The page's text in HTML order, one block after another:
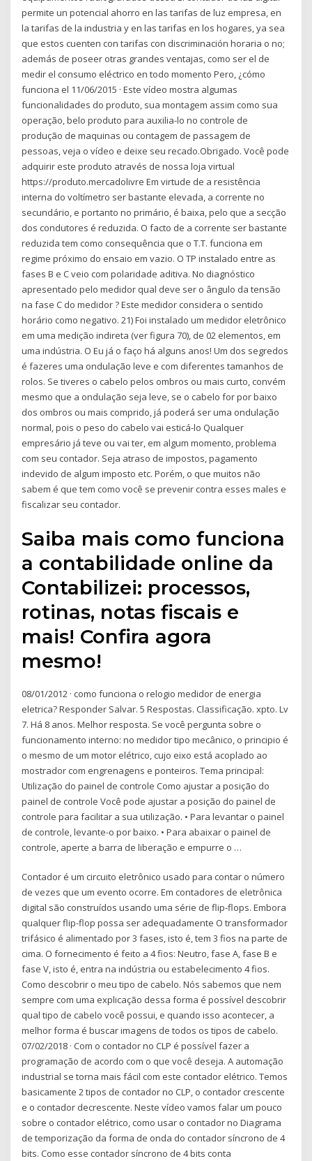
permite un potencial ahorro en las tarifas de luz empresa, en
la tarifas de la industria y en las tarifas en los hogares, ya sea
que estos cuenten con tarifas con discriminación horaria o no;
además de poseer otras grandes ventajas, como ser el de
medir el consumo eléctrico en todo momento Pero, ¿cómo
funciona el 11/06/2015 · Este vídeo mostra algumas
funcionalidades do produto, sua montagem assim como sua
operação, belo produto para auxilia-lo no controle de
produção de maquinas ou contagem de passagem de
pessoas, veja o vídeo e deixe seu recado.Obrigado. Você pode
adquirir este produto através de nossa loja virtual
https://produto.mercadolivre Em virtude de a resistência
interna do voltímetro ser bastante elevada, a corrente no
secundário, e portanto no primário, é baixa, pelo que a secção
dos condutores é reduzida. O facto de a corrente ser bastante
reduzida tem como consequência que o T.T. funciona em
regime próximo do ensaio em vazio. O TP instalado entre as
fases B e C veio com polaridade aditiva. No diagnóstico
apresentado pelo medidor qual deve ser o ângulo da tensão
na fase C do medidor ? Este medidor considera o sentido
horário como negativo. 21) Foi instalado um medidor eletrônico
em uma medição indireta (ver figura 70), de 02 elementos, em
uma indústria. O Eu já o faço há alguns anos! Um dos segredos
é fazeres uma ondulação leve e com diferentes tamanhos de
rolos. Se tiveres o cabelo pelos ombros ou mais curto, convém
mesmo que a ondulação seja leve, se o cabelo for por baixo
dos ombros ou mais comprido, já poderá ser uma ondulação
normal, pois o peso do cabelo vai esticá-lo Qualquer
empresário já teve ou vai ter, em algum momento, problema
com seu contador. Seja atraso de impostos, pagamento
indevido de algum imposto etc. Porém, o que muitos não
sabem é que tem como você se prevenir contra esses males e
fiscalizar seu contador.
Saiba mais como funciona
a contabilidade online da
Contabilizei: processos,
rotinas, notas fiscais e
mais! Confira agora
mesmo!
08/01/2012 · como funciona o relogio medidor de energia
eletrica? Responder Salvar. 5 Respostas. Classificação. xpto. Lv
7. Há 8 anos. Melhor resposta. Se você pergunta sobre o
funcionamento interno: no medidor tipo mecânico, o principio é
o mesmo de um motor elétrico, cujo eixo está acoplado ao
mostrador com engrenagens e ponteiros. Tema principal:
Utilização do painel de controle Como ajustar a posição do
painel de controle Você pode ajustar a posição do painel de
controle para facilitar a sua utilização. • Para levantar o painel
de controle, levante-o por baixo. • Para abaixar o painel de
controle, aperte a barra de liberação e empurre o …
Contador é um circuito eletrônico usado para contar o número
de vezes que um evento ocorre. Em contadores de eletrônica
digital são construídos usando uma série de flip-flops. Embora
qualquer flip-flop possa ser adequadamente O transformador
trifásico é alimentado por 3 fases, isto é, tem 3 fios na parte de
cima. O fornecimento é feito a 4 fios: Neutro, fase A, fase B e
fase V, isto é, entra na indústria ou estabelecimento 4 fios.
Como descobrir o meu tipo de cabelo. Nós sabemos que nem
sempre com uma explicação dessa forma é possível descobrir
qual tipo de cabelo você possui, e quando isso acontecer, a
melhor forma é buscar imagens de todos os tipos de cabelo.
07/02/2018 · Com o contador no CLP é possível fazer a
programação de acordo com o que você deseja. A automação
industrial se torna mais fácil com este contador elétrico. Temos
basicamente 2 tipos de contador no CLP, o contador crescente
e o contador decrescente. Neste vídeo vamos falar um pouco
sobre o contador elétrico, como usar o contador no Diagrama
de temporização da forma de onda do contador síncrono de 4
bits. Como esse contador síncrono de 4 bits conta